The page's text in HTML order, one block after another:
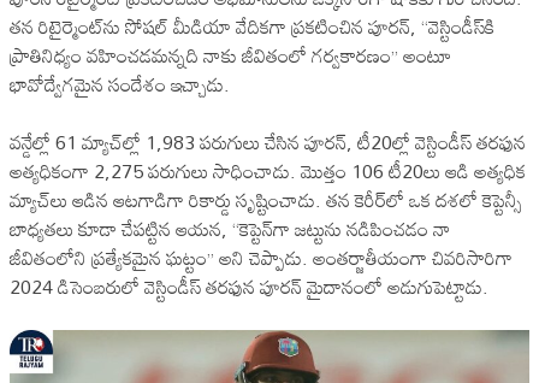
తన రిటైర్మెంట్‌ను సోషల్ మీడియా వేదికగా ప్రకటించిన పూరన్, “వెస్టిండీస్‌కి
ప్రాతినిధ్యం వహించడమన్నది నాకు జీవితంలో గర్వకారణం” అంటూ
భావోద్వేగమైన సందేశం ఇచ్చాడు.
వన్డేల్లో 61 మ్యాచ్‌ల్లో 1,983 పరుగులు చేసిన పూరన్, టీ20ల్లో వెస్టిండీస్ తరఫున
అత్యధికంగా 2,275 పరుగులు సాధించాడు. మొత్తం 106 టీ20లు ఆడి అత్యధిక
మ్యాచ్‌లు ఆడిన ఆటగాడిగా రికార్డు సృష్టించాడు. తన కెరీర్‌లో ఒక దశలో కెప్టెన్సీ
బాధ్యతలు కూడా చేపట్టిన ఆయన, “కెప్టెన్‌గా జట్టును నడిపించడం నా
జీవితంలోని ప్రత్యేకమైన ఘట్టం” అని చెప్పాడు. అంతర్జాతీయంగా చివరిసారిగా
2024 డిసెంబరులో వెస్టిండీస్ తరఫున పూరన్ మైదానంలో అడుగుపెట్టాడు.